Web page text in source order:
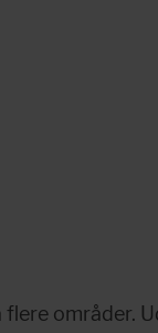
områder.